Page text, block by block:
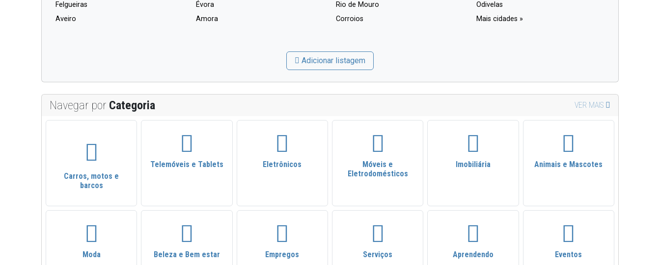
Felgueiras
Évora Rio de Mouro
Odivelas
Aveiro
Amora Corroios Mais cidades »
Adicionar listagem
Navegar por Categoria VER MAIS
Carros, motos e
barcos
Telemóveis e Tablets Eletrônicos
Móveis e
Eletrodomésticos
Imobiliária Animais e Mascotes
Moda Beleza e Bem estar Empregos Serviços Aprendendo Eventos